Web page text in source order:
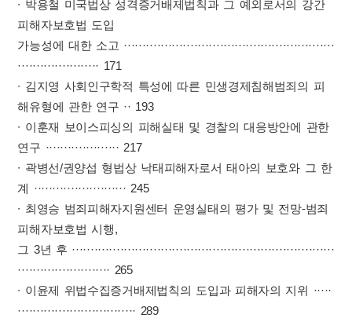
∙ 박용철 미국법상 성격증거배제법칙과 그 예외로서의 강간
피해자보호법 도입
가능성에 대한 소고 ·························································
······················ 171
∙ 김지영 사회인구학적 특성에 따른 민생경제침해범죄의 피
해유형에 관한 연구 ·· 193
∙ 이훈재 보이스피싱의 피해실태 및 경찰의 대응방안에 관한
연구 ···················· 217
∙ 곽병선/권양섭 형법상 낙태피해자로서 태아의 보호와 그 한
계 ························· 245
∙ 최영승 범죄피해자지원센터 운영실태의 평가 및 전망-범죄
피해자보호법 시행,
그 3년 후 ·······································································
························· 265
∙ 이윤제 위법수집증거배제법칙의 도입과 피해자의 지위 ·····
································ 289